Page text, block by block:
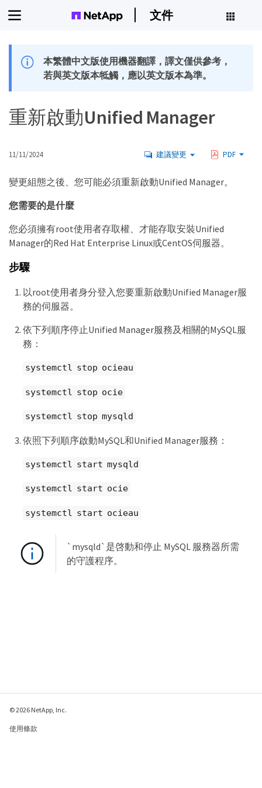
文件
本繁體中文版使用機器翻譯，譯文僅供參考，
若與英文版本牴觸，應以英文版本為準。
重新啟動Unified Manager
11/11/2024 建議變更 PDF
變更組態之後、您可能必須重新啟動Unified Manager。
您需要的是什麼
您必須擁有root使用者存取權、才能存取安裝Unified
Manager的Red Hat Enterprise Linux或CentOS伺服器。
步驟
以root使用者身分登入您要重新啟動Unified Manager服
務的伺服器。
依下列順序停止Unified Manager服務及相關的MySQL服
務：
systemctl stop ocieau
systemctl stop ocie
systemctl stop mysqld
依照下列順序啟動MySQL和Unified Manager服務：
systemctl start mysqld
systemctl start ocie
systemctl start ocieau
`mysqld`是啓動和停止 MySQL 服務器所需
的守護程序。
© 2026 NetApp, Inc.
使用條款